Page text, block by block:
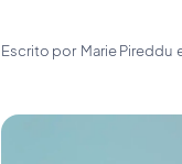
Escrito por Marie Pireddu